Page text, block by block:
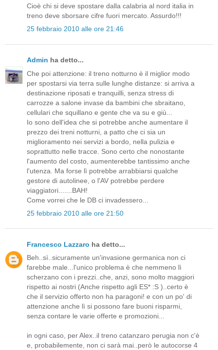
Cioè chi si deve spostare dalla calabria al nord italia in
treno deve sborsare cifre fuori mercato. Assurdo!!!
25 febbraio 2010 alle ore 21:46
Admin ha detto...
Che poi attenzione: il treno notturno è il miglior modo
per spostarsi via terra sulle lunghe distanze: si arriva a
destinazione riposati e tranquilli, senza stress di
carrozze a salone invase da bambini che sbraitano,
cellulari che squillano e gente che va su e giù...
Io sono dell'idea che si potrebbe anche aumentare il
prezzo dei treni notturni, a patto che ci sia un
miglioramento nei servizi a bordo, nella pulizia e
soprattutto nelle tracce. Sono certo che nonostante
l'aumento del costo, aumenterebbe tantissimo anche
l'utenza. Ma forse lì potrebbe arrabbiarsi qualche
gestore di autolinee, o l'AV potrebbe perdere
viaggiatori.......BAH!
Come vorrei che le DB ci invadessero...
25 febbraio 2010 alle ore 21:50
Francesco Lazzaro ha detto...
Beh..sì..sicuramente un'invasione germanica non ci
farebbe male...l'unico problema è che nemmeno lì
scherzano con i prezzi..che, anzi, sono molto maggiori
rispetto ai nostri (Anche rispetto agli ES* :S )..certo è
che il servizio offerto non ha paragoni! e con un po' di
attenzione anche lì si possono fare buoni risparmi,
senza contare le varie offerte e promozioni...
in ogni caso, per Alex..il treno catanzaro perugia non c'è
e, probabilemente, non ci sarà mai..però le autocorse 4